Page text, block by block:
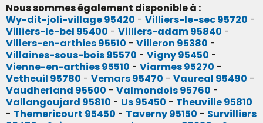
Nous sommes également disponible à :
Wy-dit-joli-village 95420 - Villiers-le-sec 95720 -
Villiers-le-bel 95400 - Villiers-adam 95840 -
Villers-en-arthies 95510 - Villeron 95380 -
Villaines-sous-bois 95570 - Vigny 95450 -
Vienne-en-arthies 95510 - Viarmes 95270 -
Vetheuil 95780 - Vemars 95470 - Vaureal 95490 -
Vaudherland 95500 - Valmondois 95760 -
Vallangoujard 95810 - Us 95450 - Theuville 95810
- Themericourt 95450 - Taverny 95150 - Survilliers